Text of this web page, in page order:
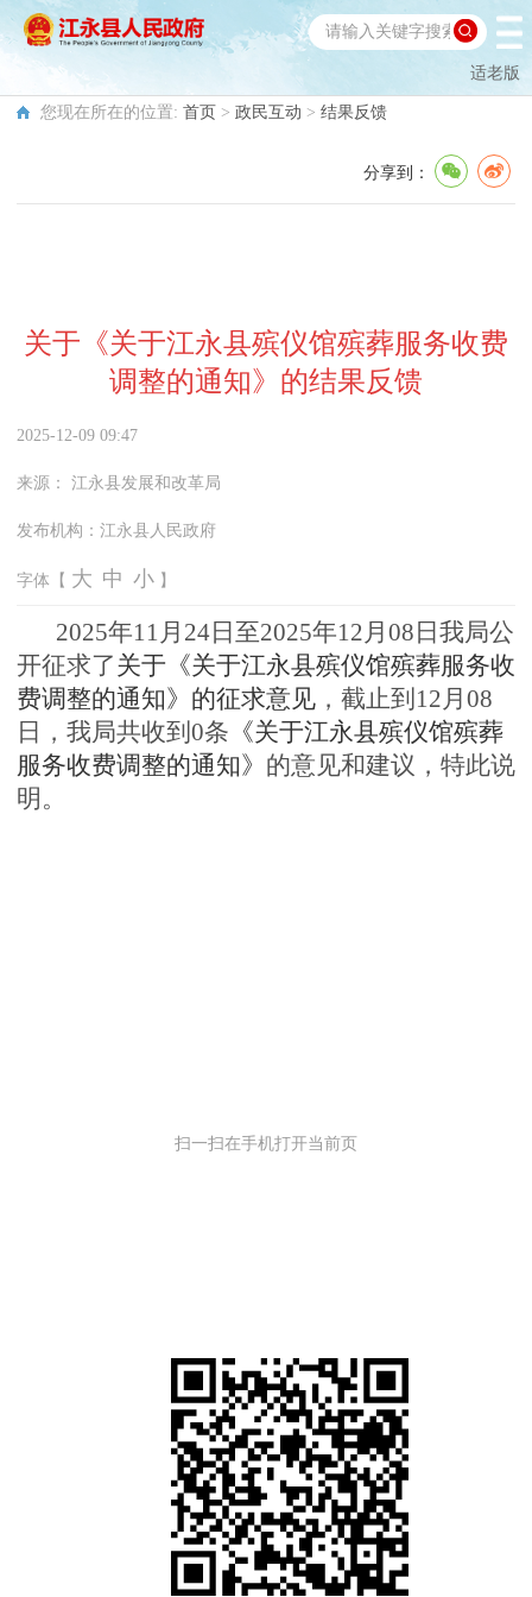
适老版
您现在所在的位置: 首页 > 政民互动 > 结果反馈
分享到：
关于《关于江永县殡仪馆殡葬服务收费
调整的通知》的结果反馈
2025-12-09 09:47
来源： 江永县发展和改革局
发布机构： 江永县人民政府
字体【 大 中 小 】
2025年11 月24日 至2025年12月08 日 我局公
开征求了关于 《关于江永县殡仪馆殡葬服务收
费调整的通知》 的征求意见 ， 截止到12月08
日，我局共收到0条 《关于江永县殡仪馆殡葬
服务收费调整的通知》 的意见和建议，特此说
明。
扫一扫在手机打开当前页